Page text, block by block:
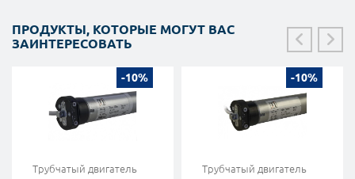
ПРОДУКТЫ, КОТОРЫЕ МОГУТ ВАС
ЗАИНТЕРЕСОВАТЬ
-10%
Трубчатый двигатель
-10%
Трубчатый двигатель